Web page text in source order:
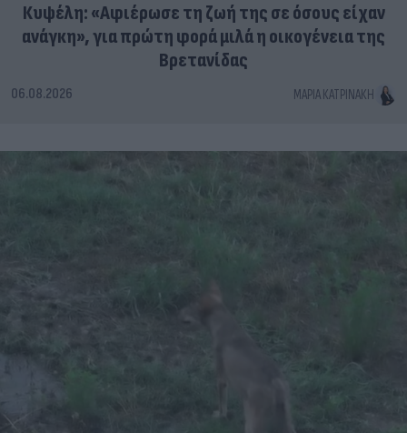
Κυψέλη: «Αφιέρωσε τη ζωή της σε όσους είχαν
ανάγκη», για πρώτη φορά μιλά η οικογένεια της
Βρετανίδας
06.08.2026 ΜΑΡΊΑ ΚΑΤΡΙΝΆΚΗ